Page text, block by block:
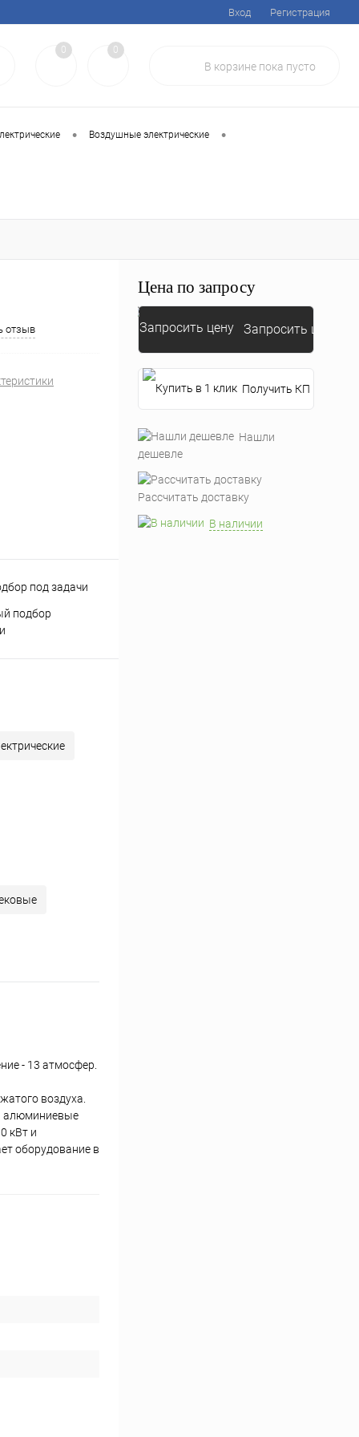
Вход Регистрация
0 0
В корзине пока пусто
• Воздушные электрические •
отзыв
подбор
- 13 атмосфер.
воздуха.
алюминиевые
кВт и
оборудование в
Цена по запросу
Запросить цену
Получить КП
Нашли
дешевле
Рассчитать доставку
В наличии